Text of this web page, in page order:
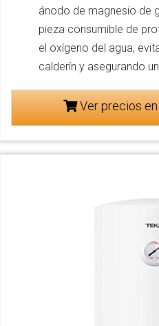
ánodo de magnesio de
pieza consumible de
el oxígeno del agua,
calderín y asegurando
Ver precios